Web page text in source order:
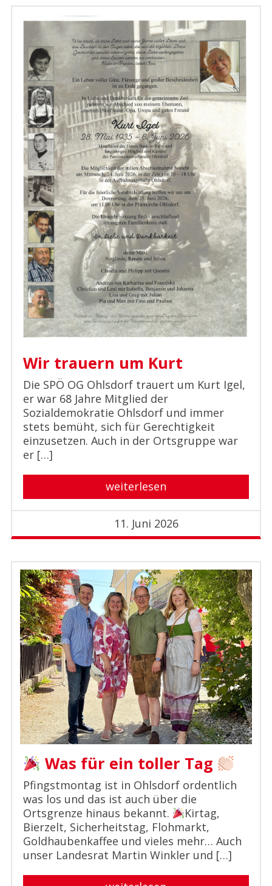
Wir trauern um Kurt
Die SPÖ OG Ohlsdorf trauert um Kurt Igel,
er war 68 Jahre Mitglied der
Sozialdemokratie Ohlsdorf und immer
stets bemüht, sich für Gerechtigkeit
einzusetzen. Auch in der Ortsgruppe war
er […]
weiterlesen
11. Juni 2026
Was für ein toller Tag
Pfingstmontag ist in Ohlsdorf ordentlich
was los und das ist auch über die
Ortsgrenze hinaus bekannt.
Kirtag,
Bierzelt, Sicherheitstag, Flohmarkt,
Goldhaubenkaffee und vieles mehr… Auch
unser Landesrat Martin Winkler und […]